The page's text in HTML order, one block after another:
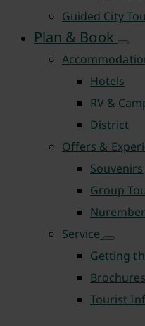
Guided City
Plan & Book
Hotels
RV &
District
Offers &
Souvenirs
Group
Service
Getting
Tourist